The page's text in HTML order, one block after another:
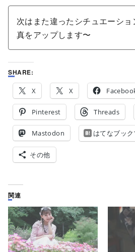
次はまた違ったシチュエーショ
真をアップします〜
SHARE:
X X
Pinterest Threads
Mastodon はてなブック
その他
関連